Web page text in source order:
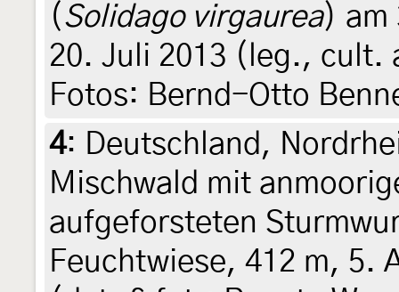
( Solidago virgaurea) am
20. Juli 2013 (leg., cult.
Fotos: Bernd-Otto
4: Deutschland,
Mischwald mit
aufgeforsteten
Feuchtwiese, 412 m, 5.